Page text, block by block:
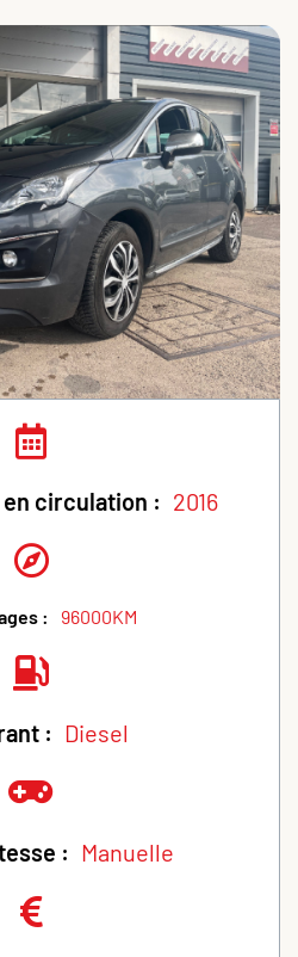
circulation : 2016
: 96000KM
: Diesel
: Manuelle